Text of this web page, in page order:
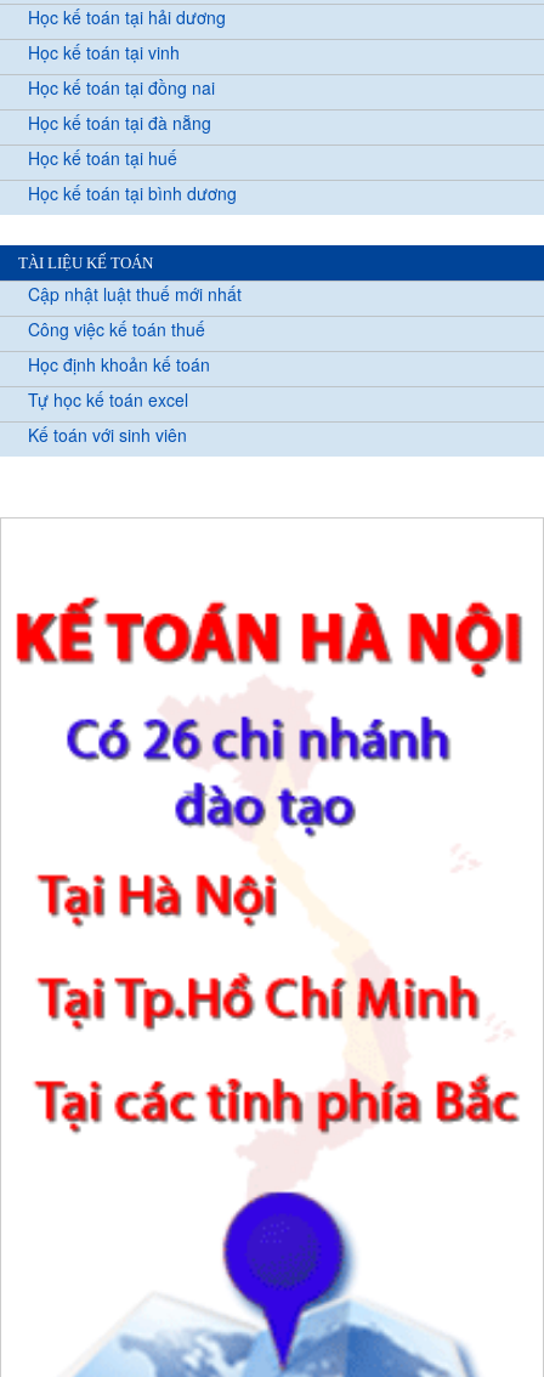
Học kế toán tại hải dương
Học kế toán tại vinh
Học kế toán tại đồng nai
Học kế toán tại đà nẵng
Học kế toán tại huế
Học kế toán tại bình dương
TÀI LIỆU KẾ TOÁN
Cập nhật luật thuế mới nhất
Công việc kế toán thuế
Học định khoản kế toán
Tự học kế toán excel
Kế toán với sinh viên